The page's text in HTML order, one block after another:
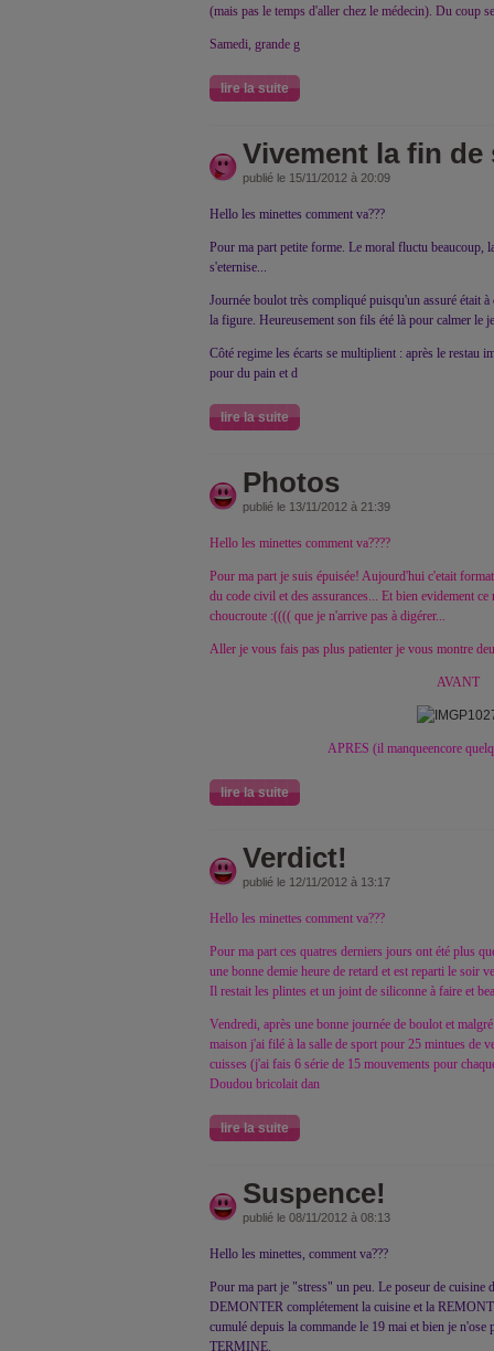
(mais pas le temps d'aller chez le médecin). Du coup
Samedi, grande g
lire la suite
Vivement la fin de
publié le 15/11/2012 à 20:09
Hello les minettes comment va???
Pour ma part petite forme. Le moral fluctu beaucoup,
s'eternise...
Journée boulot très compliqué puisqu'un assuré était
la figure. Heureusement son fils été là pour calmer le
Côté regime les écarts se multiplient : après le restau
pour du pain et d
lire la suite
Photos
publié le 13/11/2012 à 21:39
Hello les minettes comment va????
Pour ma part je suis épuisée! Aujourd'hui c'etait
du code civil et des assurances... Et bien evidement
choucroute :(((( que je n'arrive pas à digérer...
Aller je vous fais pas plus patienter je vous montre
AVANT
APRES (il manqueencore
lire la suite
Verdict!
publié le 12/11/2012 à 13:17
Hello les minettes comment va???
Pour ma part ces quatres derniers jours ont été plus
une bonne demie heure de retard et est reparti le soir
Il restait les plintes et un joint de siliconne à faire et
Vendredi, après une bonne journée de boulot et
maison j'ai filé à la salle de sport pour 25 mintues de
cuisses (j'ai fais 6 série de 15 mouvements pour
Doudou bricolait dan
lire la suite
Suspence!
publié le 08/11/2012 à 08:13
Hello les minettes, comment va???
Pour ma part je "stress" un peu. Le poseur de cuisine
DEMONTER complétement la cuisine et la
cumulé depuis la commande le 19 mai et bien je
TERMINE.